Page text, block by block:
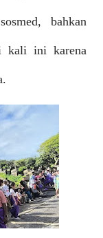
bahkan
kali ini karena